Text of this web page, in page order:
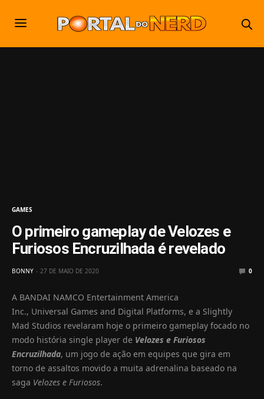
GAMES
O primeiro gameplay de Velozes e
Furiosos Encruzilhada é revelado
BONNY 27 DE MAIO DE 2020 0
A BANDAI NAMCO Entertainment America
Inc., Universal Games and Digital Platforms, e a Slightly
Mad Studios revelaram hoje o primeiro gameplay focado no
modo história single player de Velozes e Furiosos
Encruzilhada, um jogo de ação em equipes que gira em
torno de assaltos movido a muita adrenalina baseado na
saga Velozes e Furiosos.